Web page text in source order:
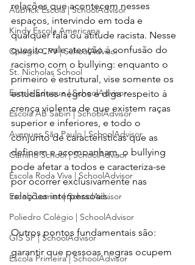
Aubrick Escola | SchoolAdvisor
Kindy Escola Americana
Colégio CPV | SchoolAdvisor
St. Nicholas School
Escola Eduque | SchoolAdvisor
Escola AB Sabin | SchoolAdvisor
Avenues São Paulo | SchoolAdvisor
Camino School | SchoolAdvisor
Escola Roda Viva | SchoolAdvisor
Escola Lumiar | SchoolAdvisor
Poliedro Colégio | SchoolAdvisor
GIS SP | SchoolAdvisor
Escola Primeira | SchoolAdvisor
relações que acontecem nesses
espaços, intervindo em toda e
qualquer fala ou atitude racista. Nesse
quesito, vale atenção à confusão do
racismo com o bullying: enquanto o
primeiro é estrutural, vise somente os
estudantes negros e diga respeito à
crença violenta de que existem raças
superior e inferiores, e todo o
conjunto de características que as
definem e acompanham, o bullying
pode afetar a todos e caracteriza-se
por ocorrer exclusivamente nas
relações interpessoais.
Outros pontos fundamentais são:
garantir que pessoas negras ocupem